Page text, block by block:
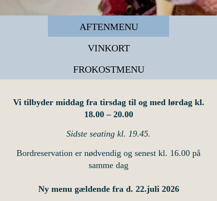
AFTENMENU
VINKORT
FROKOSTMENU
Vi tilbyder middag fra tirsdag til og med lørdag kl.
18.00 – 20.00
Sidste seating kl. 19.45.
Bordreservation er nødvendig og senest kl. 16.00 på
samme dag
Ny menu gældende fra d. 22.juli 2026